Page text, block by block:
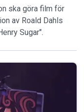
ska göra film för
av Roald Dahls
Sugar".